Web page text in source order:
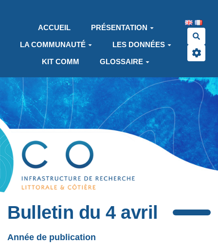
ACCUEIL
PRÉSENTATION
LA COMMUNAUTÉ LES DONNÉES
KIT COMM GLOSSAIRE
Bulletin du 4 avril
Année de publication